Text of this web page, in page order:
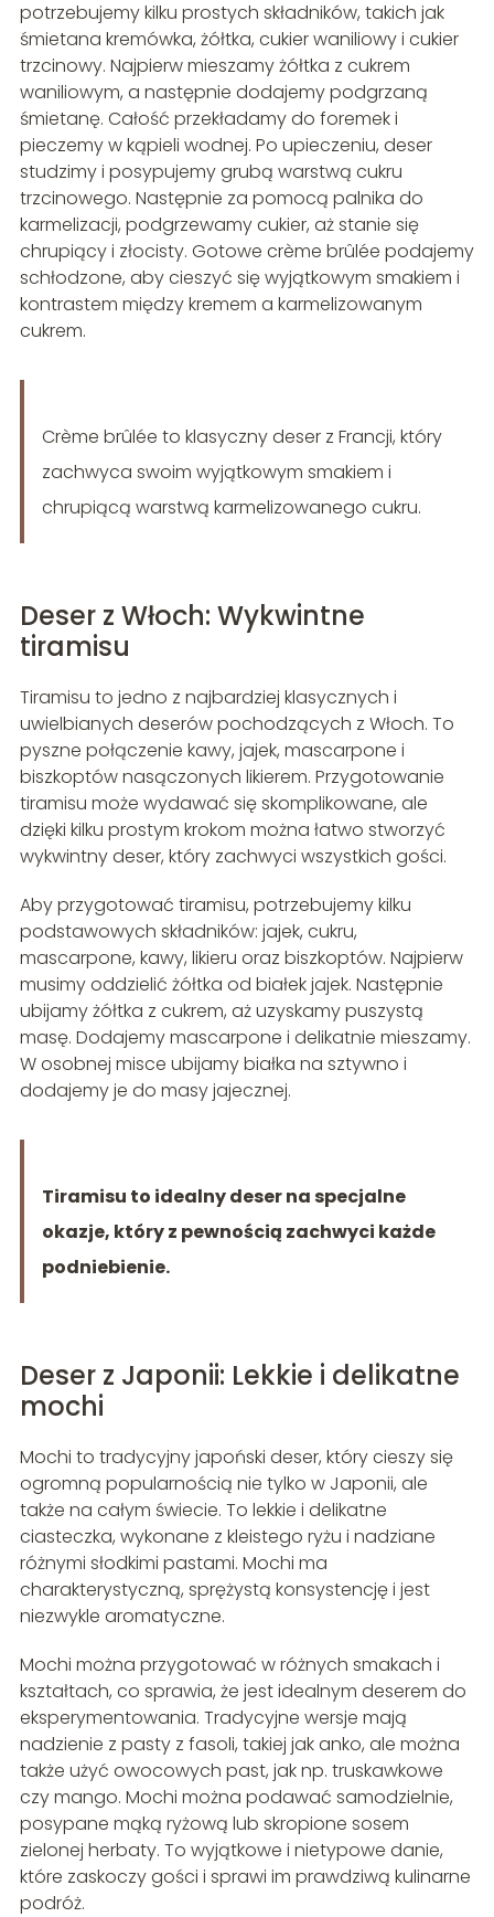
potrzebujemy kilku prostych składników, takich jak
śmietana kremówka, żółtka, cukier waniliowy i cukier
trzcinowy. Najpierw mieszamy żółtka z cukrem
waniliowym, a następnie dodajemy podgrzaną
śmietanę. Całość przekładamy do foremek i
pieczemy w kąpieli wodnej. Po upieczeniu, deser
studzimy i posypujemy grubą warstwą cukru
trzcinowego. Następnie za pomocą palnika do
karmelizacji, podgrzewamy cukier, aż stanie się
chrupiący i złocisty. Gotowe crème brûlée podajemy
schłodzone, aby cieszyć się wyjątkowym smakiem i
kontrastem między kremem a karmelizowanym
cukrem.
Crème brûlée to klasyczny deser z Francji, który
zachwyca swoim wyjątkowym smakiem i
chrupiącą warstwą karmelizowanego cukru.
Deser z Włoch: Wykwintne
tiramisu
Tiramisu to jedno z najbardziej klasycznych i
uwielbianych deserów pochodzących z Włoch. To
pyszne połączenie kawy, jajek, mascarpone i
biszkoptów nasączonych likierem. Przygotowanie
tiramisu może wydawać się skomplikowane, ale
dzięki kilku prostym krokom można łatwo stworzyć
wykwintny deser, który zachwyci wszystkich gości.
Aby przygotować tiramisu, potrzebujemy kilku
podstawowych składników: jajek, cukru,
mascarpone, kawy, likieru oraz biszkoptów. Najpierw
musimy oddzielić żółtka od białek jajek. Następnie
ubijamy żółtka z cukrem, aż uzyskamy puszystą
masę. Dodajemy mascarpone i delikatnie mieszamy.
W osobnej misce ubijamy białka na sztywno i
dodajemy je do masy jajecznej.
Tiramisu to idealny deser na specjalne
okazje, który z pewnością zachwyci każde
podniebienie.
Deser z Japonii: Lekkie i delikatne
mochi
Mochi to tradycyjny japoński deser, który cieszy się
ogromną popularnością nie tylko w Japonii, ale
także na całym świecie. To lekkie i delikatne
ciasteczka, wykonane z kleistego ryżu i nadziane
różnymi słodkimi pastami. Mochi ma
charakterystyczną, sprężystą konsystencję i jest
niezwykle aromatyczne.
Mochi można przygotować w różnych smakach i
kształtach, co sprawia, że jest idealnym deserem do
eksperymentowania. Tradycyjne wersje mają
nadzienie z pasty z fasoli, takiej jak anko, ale można
także użyć owocowych past, jak np. truskawkowe
czy mango. Mochi można podawać samodzielnie,
posypane mąką ryżową lub skropione sosem
zielonej herbaty. To wyjątkowe i nietypowe danie,
które zaskoczy gości i sprawi im prawdziwą kulinarne
podróż.